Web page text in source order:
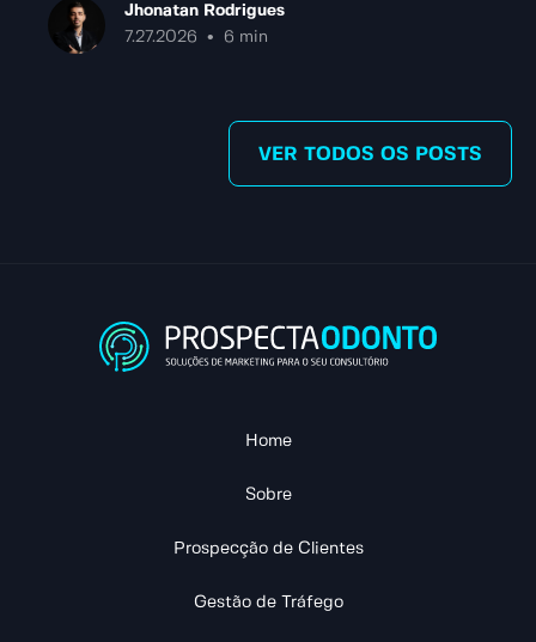
Jhonatan Rodrigues
7.27.2026
• 6 min
VER TODOS OS POSTS
Home
Sobre
Prospecção de Clientes
Gestão de Tráfego